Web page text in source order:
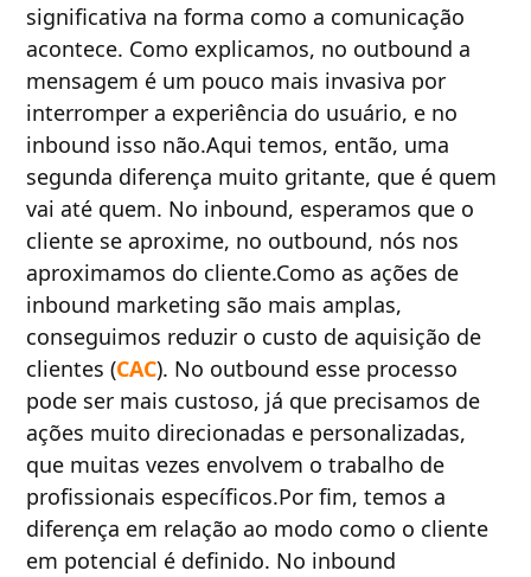
significativa na forma como a comunicação
acontece. Como explicamos, no outbound a
mensagem é um pouco mais invasiva por
interromper a experiência do usuário, e no
inbound isso não.Aqui temos, então, uma
segunda diferença muito gritante, que é quem
vai até quem. No inbound, esperamos que o
cliente se aproxime, no outbound, nós nos
aproximamos do cliente.Como as ações de
inbound marketing são mais amplas,
conseguimos reduzir o custo de aquisição de
clientes (CAC). No outbound esse processo
pode ser mais custoso, já que precisamos de
ações muito direcionadas e personalizadas,
que muitas vezes envolvem o trabalho de
profissionais específicos.Por fim, temos a
diferença em relação ao modo como o cliente
em potencial é definido. No inbound